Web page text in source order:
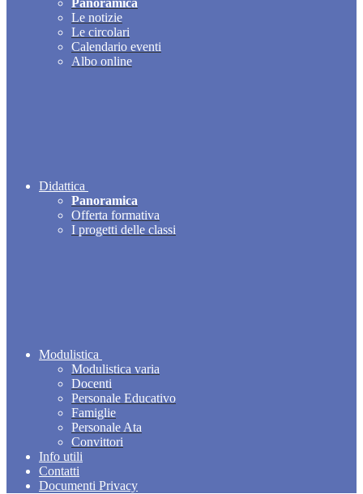
Panoramica
Le notizie
Le circolari
Calendario eventi
Albo online
Didattica
Panoramica
Offerta formativa
I progetti delle classi
Modulistica
Modulistica varia
Docenti
Personale Educativo
Famiglie
Personale Ata
Convittori
Info utili
Contatti
Documenti Privacy